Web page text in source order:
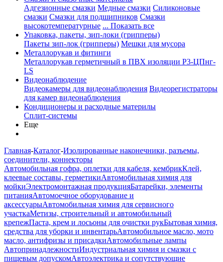
Адгезионные смазки Медные смазки Силиконовые
смазки Смазки для подшипников Смазки
высокотемпературные ... Показать все
Упаковка, пакеты, зип-локи (грипперы)
Пакеты зип-лок (грипперы) Мешки для мусора
Металлорукав и фитинги
Металлорукав герметичный в ПВХ изоляции Р3-ЦПнг-
LS
Видеонаблюдение
Видеокамеры для видеонаблюдения Видеорегистраторы
для камер видеонаблюдения
Кондиционеры и расходные материлы
Сплит-системы
Еще
Главная-Каталог-Изолированные наконечники, разъемы,
соединители, коннекторы
Автомобильная гофра, оплетки для кабеля, кембрикКлей,
клеевые составы, герметикиАвтомобильная химия для
мойкиЭлектромонтажная продукцияБатарейки, элементы
питанияАвтомоечное оборудование и
аксессуарыАвтомобильная химия для сервисного
участкаМетизы, строительный и автомобильный
крепежПаста, крем и лосьоны для очистки рукБытовая химия,
средства для уборки и инвентарьАвтомобильное масло, мото
масло, антифризы и присадкиАвтомобильные лампы
АвтопринадлежностиИндустриальная химия и смазки с
пищевым допускомАвтоэлектрика и сопутствующие